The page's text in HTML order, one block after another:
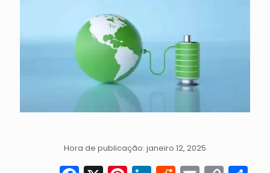
Hora de publicação: janeiro 12, 2025